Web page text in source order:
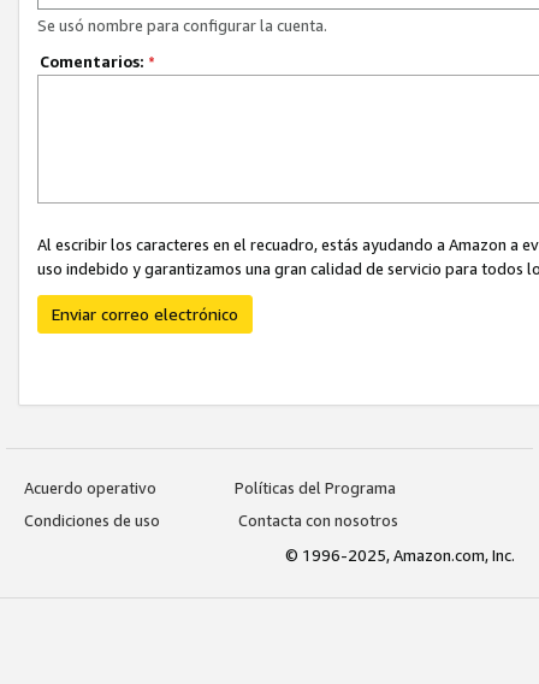
Se usó nombre para configurar la cuenta.
Comentarios: *
Al escribir los caracteres en el recuadro, estás ayudando a Amazon
uso indebido y garantizamos una gran calidad de servicio para todos
Enviar correo electrónico
Acuerdo operativo
Políticas del Programa
Condiciones de uso
Contacta con nosotros
© 1996-2025, Amazon.com, Inc.